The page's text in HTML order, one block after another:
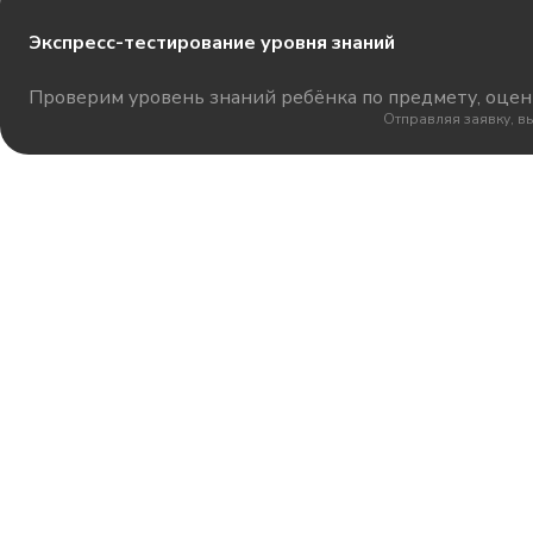
Экспресс-тестирование уровня знаний
Проверим уровень знаний ребёнка по предмету,
Отправляя заявку,